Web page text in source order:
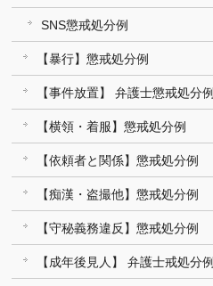
SNS懲戒処分例
【暴行】懲戒処分例
【事件放置】 弁護士懲戒処分例
【横領・着服】懲戒処分例
【依頼者と関係】懲戒処分例
【痴漢・盗撮他】懲戒処分例
【守秘義務違反】懲戒処分例
【成年後見人】 弁護士戒処分例